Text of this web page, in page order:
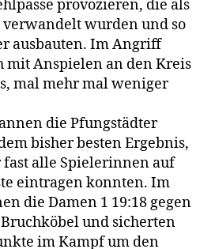
provozieren, die als
verwandelt wurden und so
ausbauten. Im Angriff
mit Anspielen an den Kreis
mal mehr mal weniger
die Pfungstädter
bisher besten Ergebnis,
fast alle Spielerinnen auf
eintragen konnten. Im
die Damen 1 19:18 gegen
und sicherten
im Kampf um den